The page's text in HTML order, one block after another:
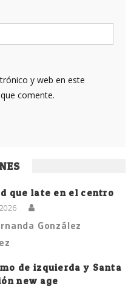
y web en este
comente.
que late en el centro
González
de izquierda y Santa
new age